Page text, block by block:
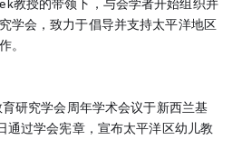
教授的带领下，与会学者开始组织并
学会，致力于倡导并支持太平洋地区
。
研究学会周年学术会议于新西兰基
通过学会宪章，宣布太平洋区幼儿教